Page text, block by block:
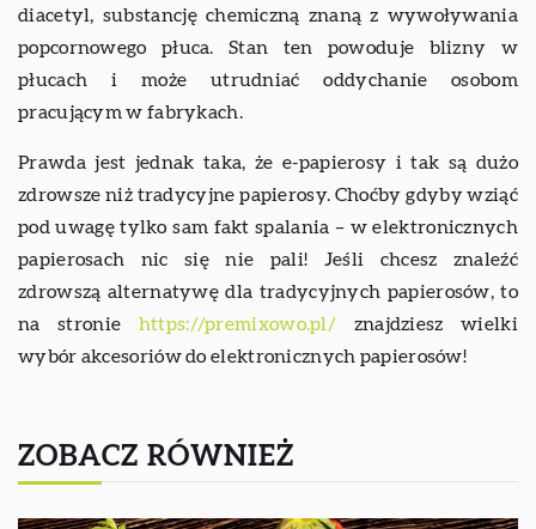
diacetyl, substancję chemiczną znaną z wywoływania
popcornowego płuca. Stan ten powoduje blizny w
płucach i może utrudniać oddychanie osobom
pracującym w fabrykach.
Prawda jest jednak taka, że e-papierosy i tak są dużo
zdrowsze niż tradycyjne papierosy. Choćby gdyby wziąć
pod uwagę tylko sam fakt spalania – w elektronicznych
papierosach nic się nie pali! Jeśli chcesz znaleźć
zdrowszą alternatywę dla tradycyjnych papierosów, to
na stronie https://premixowo.pl/ znajdziesz wielki
wybór akcesoriów do elektronicznych papierosów!
ZOBACZ RÓWNIEŻ